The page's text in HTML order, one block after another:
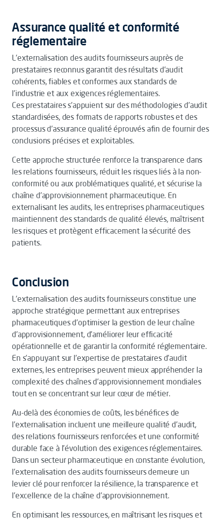
Assurance qualité et conformité
réglementaire
L’externalisation des audits fournisseurs auprès de
prestataires reconnus garantit des résultats d’audit
cohérents, fiables et conformes aux standards de
l’industrie et aux exigences réglementaires.
Ces prestataires s’appuient sur des méthodologies d’audit
standardisées, des formats de rapports robustes et des
processus d’assurance qualité éprouvés afin de fournir des
conclusions précises et exploitables.
Cette approche structurée renforce la transparence dans
les relations fournisseurs, réduit les risques liés à la non-
conformité ou aux problématiques qualité, et sécurise la
chaîne d’approvisionnement pharmaceutique. En
externalisant les audits, les entreprises pharmaceutiques
maintiennent des standards de qualité élevés, maîtrisent
les risques et protègent efficacement la sécurité des
patients.
Conclusion
L’externalisation des audits fournisseurs constitue une
approche stratégique permettant aux entreprises
pharmaceutiques d’optimiser la gestion de leur chaîne
d’approvisionnement, d’améliorer leur efficacité
opérationnelle et de garantir la conformité réglementaire.
En s’appuyant sur l’expertise de prestataires d’audit
externes, les entreprises peuvent mieux appréhender la
complexité des chaînes d’approvisionnement mondiales
tout en se concentrant sur leur cœur de métier.
Au-delà des économies de coûts, les bénéfices de
l’externalisation incluent une meilleure qualité d’audit,
des relations fournisseurs renforcées et une conformité
durable face à l’évolution des exigences réglementaires.
Dans un secteur pharmaceutique en constante évolution,
l’externalisation des audits fournisseurs demeure un
levier clé pour renforcer la résilience, la transparence et
l’excellence de la chaîne d’approvisionnement.
En optimisant les ressources, en maîtrisant les risques et